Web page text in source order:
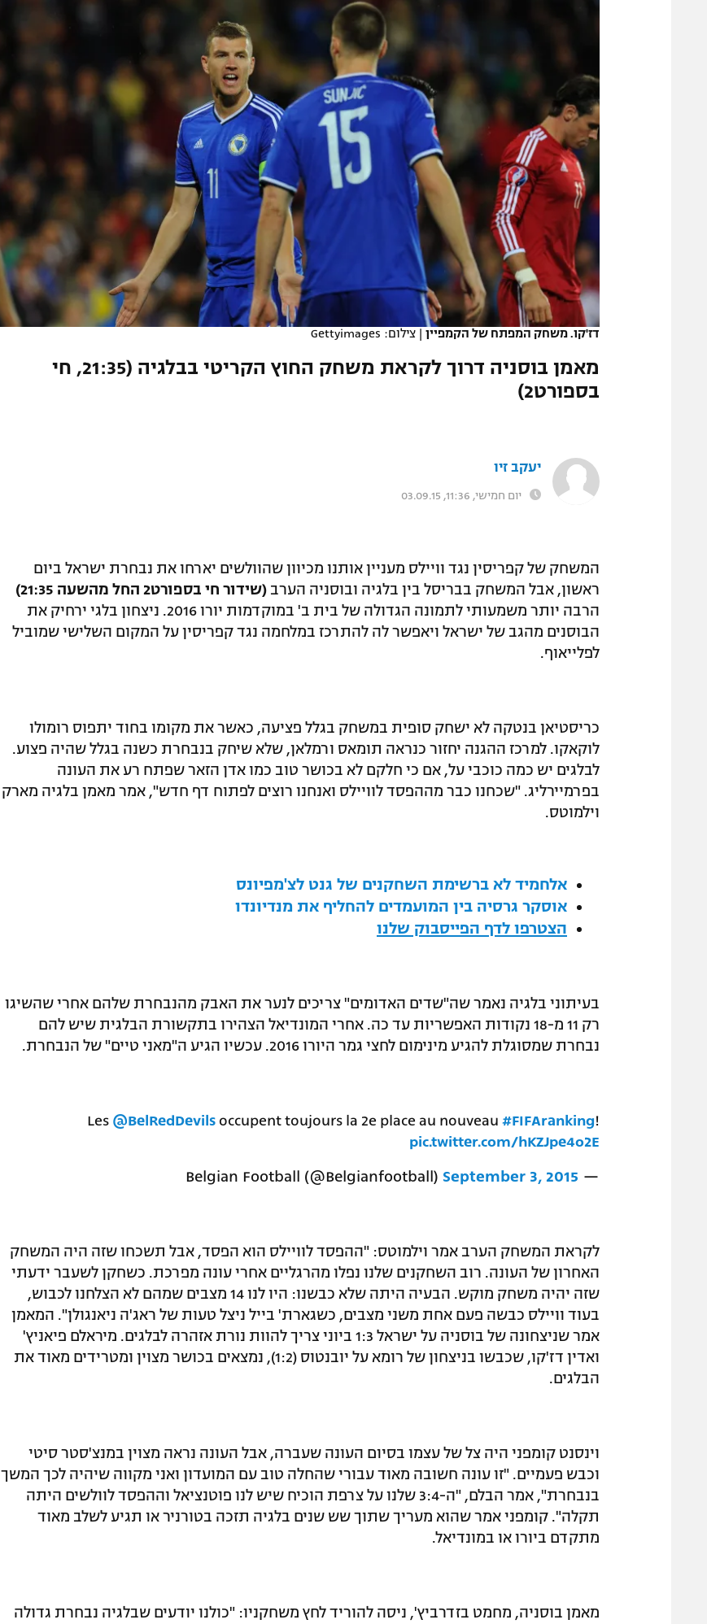
תקנון עבור פעילות אלקטרה
תקנון עבור פעילות ספורט 1 – "מרלן"
טניס
גיימינג E-Sports
תנאי שימוש
מדיניות פרטיות
תקנון פעילות ספורט 1
רשיון להקרנה פומבית לבית עסק
הצטרפות לחבילת הערוצים
לוח דרושים – ג'ובנט
המגזין
הפועל תל אביב
הפועל חיפה
הפועל באר שבע
מכבי נתניה
בני יהודה
ליגה סינית
ליגה ברזילאית
ליגות נוספות
דז'קו. משחק המפתח של הקמפיין | צילום: Gettyimages
מאמן בוסניה דרוך לקראת משחק החוץ הקריטי בבלגיה (21:35, חי
בספורט2)
יעקב זיו
יום חמישי, 11:36, 03.09.15
המשחק של קפריסין נגד וויילס מעניין אותנו מכיוון שהוולשים יארחו את נבחרת ישראל ביום
ראשון, אבל המשחק בבריסל בין בלגיה ובוסניה הערב (שידור חי בספורט2 החל מהשעה 21:35)
הרבה יותר משמעותי לתמונה הגדולה של בית ב' במוקדמות יורו 2016. ניצחון בלגי ירחיק את
הבוסנים מהגב של ישראל ויאפשר לה להתרכז במלחמה נגד קפריסין על המקום השלישי שמוביל
לפלייאוף.
כריסטיאן בנטקה לא ישחק סופית במשחק בגלל פציעה, כאשר את מקומו בחוד יתפוס רומולו
לוקאקו. למרכז ההגנה יחזור כנראה תומאס ורמלאן, שלא שיחק בנבחרת כשנה בגלל שהיה פצוע.
לבלגים יש כמה כוכבי על, אם כי חלקם לא בכושר טוב כמו אדן הזאר שפתח רע את העונה
בפרמיירליג. "שכחנו כבר מההפסד לוויילס ואנחנו רוצים לפתוח דף חדש", אמר מאמן בלגיה מארק
וילמוטס.
אלחמיד לא ברשימת השחקנים של גנט לצ'מפיונס
אוסקר גרסיה בין המועמדים להחליף את מנדיונדו
הצטרפו לדף הפייסבוק שלנו
בעיתוני בלגיה נאמר שה"שדים האדומים" צריכים לנער את האבק מהנבחרת שלהם אחרי שהשיגו
רק 11 מ-18 נקודות האפשריות עד כה. אחרי המונדיאל הצהירו בתקשורת הבלגית שיש להם
נבחרת שמסוגלת להגיע מינימום לחצי גמר היורו 2016. עכשיו הגיע ה"מאני טיים" של הנבחרת.
Les @BelRedDevils occupent toujours la 2e place au nouveau #FIFAranking!
pic.twitter.com/hKZJpe4o2E
— Belgian Football (@Belgianfootball)
September 3, 2015
לקראת המשחק הערב אמר וילמוטס: "ההפסד לוויילס הוא הפסד, אבל תשכחו שזה היה המשחק
האחרון של העונה. רוב השחקנים שלנו נפלו מהרגליים אחרי עונה מפרכת. כשחקן לשעבר ידעתי
שזה יהיה משחק מוקש. הבעיה היתה שלא כבשנו: היו לנו 14 מצבים שמהם לא הצלחנו לכבוש,
בעוד וויילס כבשה פעם אחת משני מצבים, כשגארת' בייל ניצל טעות של ראג'ה ניאנגולן". המאמן
אמר שניצחונה של בוסניה על ישראל 1:3 ביוני צריך להוות נורת אזהרה לבלגים. מיראלם פיאניץ'
ואדין דז'קו, שכבשו בניצחון של רומא על יובנטוס (1:2), נמצאים בכושר מצוין ומטרידים מאוד את
הבלגים.
וינסנט קומפני היה צל של עצמו בסיום העונה שעברה, אבל העונה נראה מצוין במנצ'סטר סיטי
וכבש פעמיים. "זו עונה חשובה מאוד עבורי שהחלה טוב עם המועדון ואני מקווה שיהיה לכך המשך
בנבחרת", אמר הבלם, "ה-3:4 שלנו על צרפת הוכיח שיש לנו פוטנציאל וההפסד לוולשים היתה
תקלה". קומפני אמר שהוא מעריך שתוך שש שנים בלגיה תזכה בטורניר או תגיע לשלב מאוד
מתקדם ביורו או במונדיאל.
מאמן בוסניה, מחמט בזדרביץ', ניסה להוריד לחץ משחקניו: "כולנו יודעים שבלגיה נבחרת גדולה